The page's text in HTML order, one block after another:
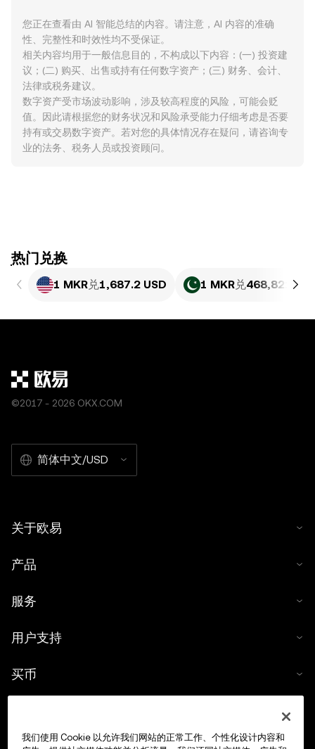
您正在查看由 AI 智能总结的内容。请注意，AI 内容的准确
性、完整性和时效性均不受保证。
相关内容均用于一般信息目的，不构成以下内容：(一) 投资建
议；(二) 购买、出售或持有任何数字资产；(三) 财务、会计、
法律或税务建议。
数字资产受市场波动影响，涉及较高程度的风险，可能会贬
值。因此请根据您的财务状况和风险承受能力仔细考虑是否要
持有或交易数字资产。若对您的具体情况存在疑问，请咨询专
业的法务、税务人员或投资顾问。
ִִִִִִִִִִִִִִִִִִִִִִִִִִִִִִִִִִִִִִִִִִִִִִִִ热门兑换
1 MKR兑1,687.2 USD 1 MKR兑468,821.63
©2017 - 2026 OKX.COM
简体中文/USD
关于欧易
产品
服务
用户支持
买币
我们使用 Cookie 以允许我们网站的正常工作、个性化设计内容和